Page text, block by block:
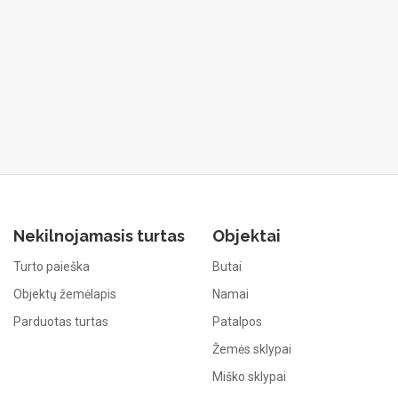
Nekilnojamasis turtas
Turto paieška
Objektų žemėlapis
Parduotas turtas
Objektai
Butai
Namai
Patalpos
Žemės sklypai
Miško sklypai